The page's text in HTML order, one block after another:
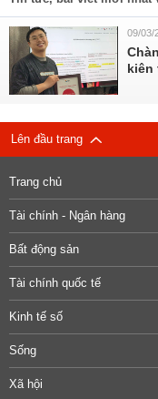
09/03/
kiên
Lên đầu trang
Trang chủ
Tài chính - Ngân hàng
Bất động sản
Tài chính quốc tế
Kinh tế số
Sống
Xã hội